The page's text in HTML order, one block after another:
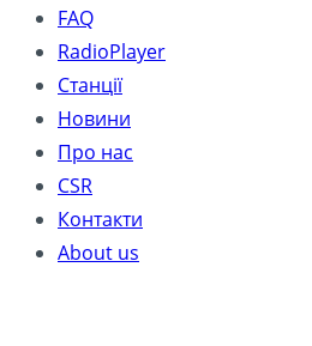
FAQ
RadioPlayer
Станції
Новини
Про нас
CSR
Контакти
About us